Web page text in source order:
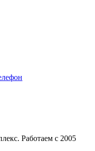
Работаем с 2005